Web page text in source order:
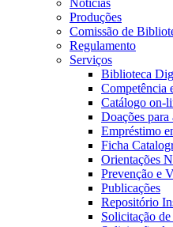
Notícias
Produções
Comissão de
Regulamento
Serviços
Biblioteca
Competência
Catálogo on-
Doações para
Empréstimo
Ficha
Orientações
Prevenção e
Publicações
Repositório
Solicitação